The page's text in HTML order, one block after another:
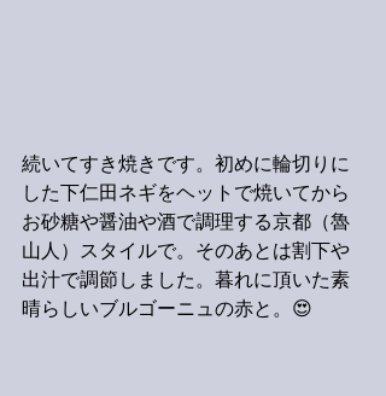
続いてすき焼きです。初めに輪切りに
した下仁田ネギをヘットで焼いてから
お砂糖や醤油や酒で調理する京都（魯
山人）スタイルで。そのあとは割下や
出汁で調節しました。暮れに頂いた素
晴らしいブルゴーニュの赤と。😍